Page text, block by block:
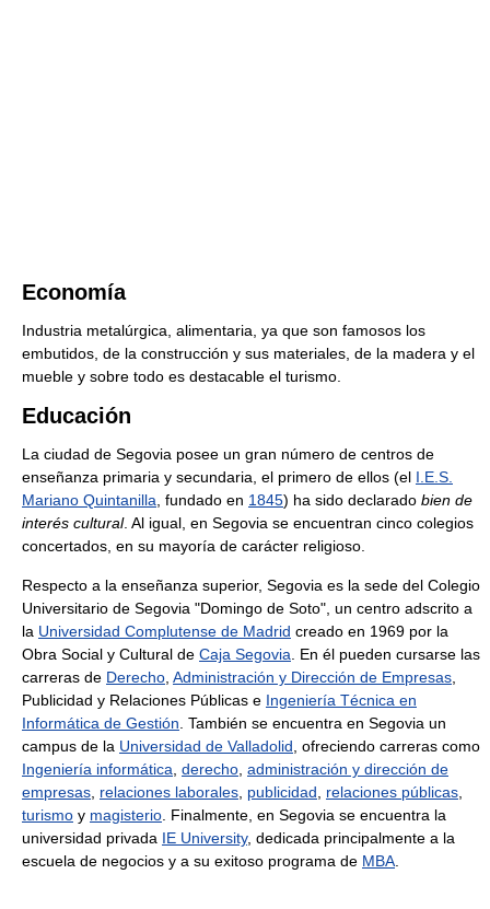
Economía
Industria metalúrgica, alimentaria, ya que son famosos los
embutidos, de la construcción y sus materiales, de la madera y el
mueble y sobre todo es destacable el turismo.
Educación
La ciudad de Segovia posee un gran número de centros de
enseñanza primaria y secundaria, el primero de ellos (el I.E.S.
Mariano Quintanilla , fundado en 1845) ha sido declarado bien de
interés cultural. Al igual, en Segovia se encuentran cinco colegios
concertados, en su mayoría de carácter religioso.
Respecto a la enseñanza superior, Segovia es la sede del Colegio
Universitario de Segovia "Domingo de Soto", un centro adscrito a
la Universidad Complutense de Madrid creado en 1969 por la
Obra Social y Cultural de Caja Segovia . En él pueden cursarse las
carreras de Derecho Administración y Dirección de Empresas
Publicidad y Relaciones Públicas e Ingeniería Técnica en
Informática de Gestión . También se encuentra en Segovia un
campus de la Universidad de Valladolid , ofreciendo carreras como
Ingeniería informática derecho administración y dirección de
empresas relaciones laborales publicidad relaciones públicas
turismo y magisterio . Finalmente, en Segovia se encuentra la
universidad privada IE University, dedicada principalmente a la
escuela de negocios y a su exitoso programa de MBA